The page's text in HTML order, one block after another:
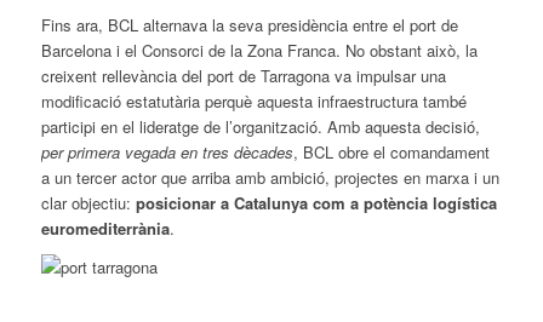
Fins ara, BCL alternava la seva presidència entre el port de
Barcelona i el Consorci de la Zona Franca. No obstant això, la
creixent rellevància del port de Tarragona va impulsar una
modificació estatutària perquè aquesta infraestructura també
participi en el lideratge de l’organització. Amb aquesta decisió,
per primera vegada en tres dècades, BCL obre el comandament
a un tercer actor que arriba amb ambició, projectes en marxa i un
clar objectiu: posicionar a Catalunya com a potència logística
euromediterrània.